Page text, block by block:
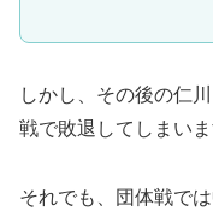
しかし、その後の仁
戦で敗退してしまいま
それでも、団体戦で